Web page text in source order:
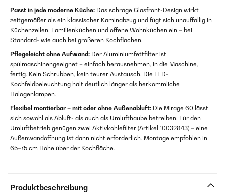
Passt in jede moderne Küche: Das schräge Glasfront-Design wirkt
zeitgemäßer als ein klassischer Kaminabzug und fügt sich unauffällig in
Küchenzeilen, Familienküchen und offene Wohnküchen ein – bei
Standard- wie auch bei größeren Kochflächen.
Pflegeleicht ohne Aufwand: Der Aluminiumfettfilter ist
spülmaschinengeeignet – einfach herausnehmen, in die Maschine,
fertig. Kein Schrubben, kein teurer Austausch. Die LED-
Kochfeldbeleuchtung hält deutlich länger als herkömmliche
Halogenlampen.
Flexibel montierbar – mit oder ohne Außenabluft: Die Mirage 60 lässt
sich sowohl als Abluft- als auch als Umlufthaube betreiben. Für den
Umluftbetrieb genügen zwei Aktivkohlefilter (Artikel 10032843) – eine
Außenwandöffnung ist dann nicht erforderlich. Montage empfohlen in
65–75 cm Höhe über der Kochfläche.
Produktbeschreibung